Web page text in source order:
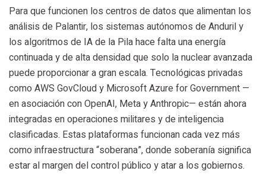
Para que funcionen los centros de datos que alimentan los
análisis de Palantir, los sistemas autónomos de Anduril y
los algoritmos de IA de la Pila hace falta una energía
continuada y de alta densidad que solo la nuclear avanzada
puede proporcionar a gran escala. Tecnológicas privadas
como AWS GovCloud y Microsoft Azure for Government —
en asociación con OpenAI, Meta y Anthropic— están ahora
integradas en operaciones militares y de inteligencia
clasificadas. Estas plataformas funcionan cada vez más
como infraestructura “soberana”, donde soberanía significa
estar al margen del control público y atar a los gobiernos.